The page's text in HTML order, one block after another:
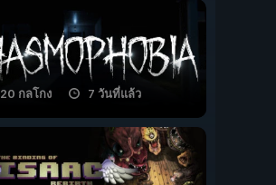
20 กลโกง 7 วันที่แล้ว